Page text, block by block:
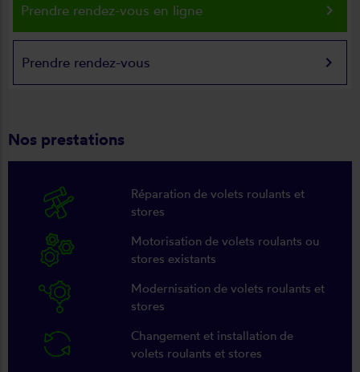
Prendre rendez-vous en ligne keyboard_arrow_right
Prendre rendez-vous keyboard_arrow_right
Nos prestations
Réparation de volets roulants et
stores
Motorisation de volets roulants ou
stores existants
Modernisation de volets roulants et
stores
Changement et installation de
volets roulants et stores